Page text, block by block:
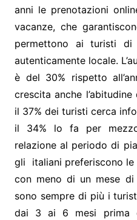
anni le prenotazioni
vacanze, che
permettono ai turisti di
autenticamente locale.
è del 30% rispetto
crescita anche
il 37% dei turisti cerca
il 34% lo fa per
relazione al periodo di
gli italiani preferiscono le
con meno di un mese di
sono sempre di più i
dai 3 ai 6 mesi prima